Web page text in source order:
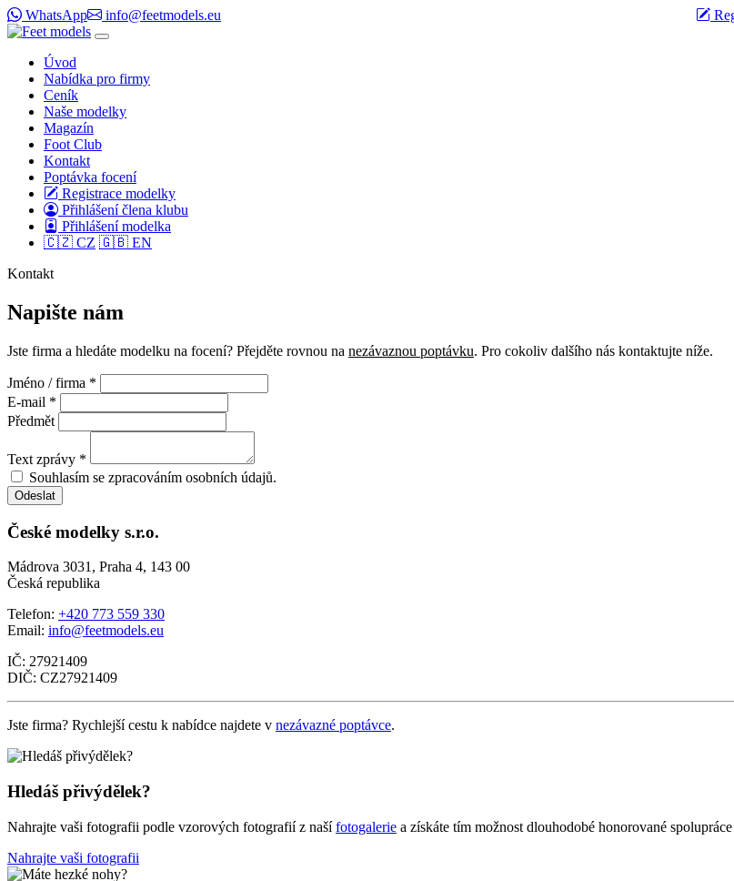
WhatsApp info@feetmodels.eu
Úvod
Nabídka pro firmy
Ceník
Naše modelky
Magazín
Foot Club
Kontakt
Poptávka focení
Registrace modelky
Přihlášení člena klubu
Přihlášení modelka
🇨🇿 CZ 🇬🇧 EN
Kontakt
Napište nám
Jste firma a hledáte modelku na focení? Přejděte rovnou na nezávaznou poptávku. Pro cokoliv dalšího nás kontaktujte níže.
Jméno / firma *
E-mail *
Předmět
Text zprávy *
Souhlasím se zpracováním osobních údajů.
Odeslat
České modelky s.r.o.
Mádrova 3031, Praha 4, 143 00
Česká republika
Telefon: +420 773 559 330
Email: info@feetmodels.eu
IČ: 27921409
DIČ: CZ27921409
Jste firma? Rychlejší cestu k nabídce najdete v nezávazné poptávce.
Hledáš přivýdělek?
Nahrajte vaši fotografii podle vzorových fotografií z našífotogalerie a získáte tím možnost dlouhodobé honorované
Nahrajte vaši fotografii